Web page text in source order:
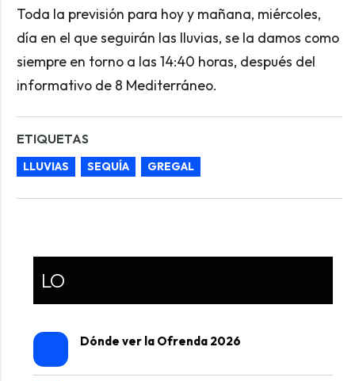
Toda la previsión para hoy y mañana, miércoles,
día en el que seguirán las lluvias, se la damos como
siempre en torno a las 14:40 horas, después del
informativo de 8 Mediterráneo.
ETIQUETAS
LLUVIAS SEQUÍA GREGAL
LO
Dónde ver la Ofrenda 2026